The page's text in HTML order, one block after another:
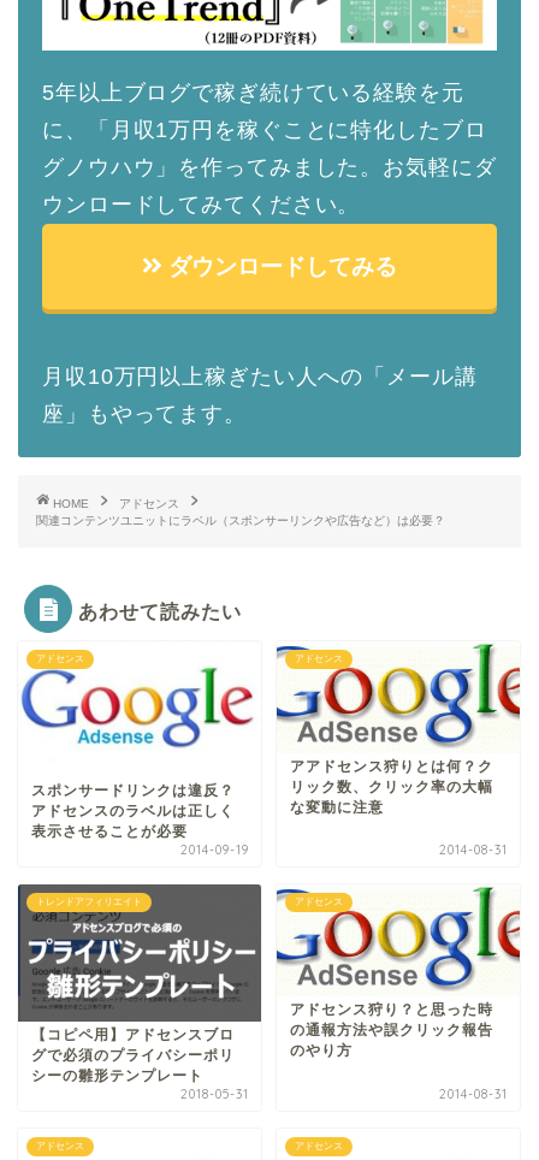
5年以上ブログで稼ぎ続けている経験を元
に、「月収1万円を稼ぐことに特化したブロ
グノウハウ」を作ってみました。お気軽にダ
ウンロードしてみてください。
ダウンロードしてみる
月収10万円以上稼ぎたい人への「メール講
座」もやってます。
HOME
アドセンス
関連コンテンツユニットにラベル（スポンサーリンクや広告など）は必要？
あわせて読みたい
アドセンス
スポンサードリンクは違反？
アドセンスのラベルは正しく
表示させることが必要
2014-09-19
アドセンス
アアドセンス狩りとは何？ク
リック数、クリック率の大幅
な変動に注意
2014-08-31
トレンドアフィリエイト
【コピペ用】アドセンスブロ
グで必須のプライバシーポリ
シーの雛形テンプレート
2018-05-31
アドセンス
アドセンス狩り？と思った時
の通報方法や誤クリック報告
のやり方
2014-08-31
アドセンス アドセンス